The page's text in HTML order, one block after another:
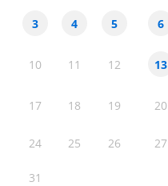
3 4 5 6
10 11 12 13
17 18 19 20
24 25 26 27
31